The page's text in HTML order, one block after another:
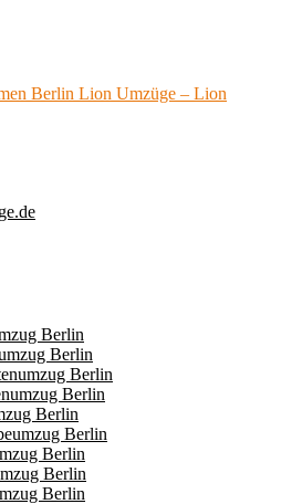
Berlin
Berlin
Berlin
Berlin
Berlin
Berlin
Berlin
Berlin
Berlin